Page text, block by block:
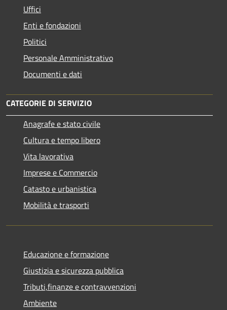
Uffici
Enti e fondazioni
Politici
Personale Amministrativo
Documenti e dati
CATEGORIE DI SERVIZIO
Anagrafe e stato civile
Cultura e tempo libero
Vita lavorativa
Imprese e Commercio
Catasto e urbanistica
Mobilità e trasporti
Educazione e formazione
Giustizia e sicurezza pubblica
Tributi,finanze e contravvenzioni
Ambiente